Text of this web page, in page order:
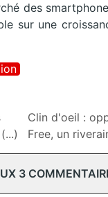
des
sur une
Clin d'oeil :
Free, un
3